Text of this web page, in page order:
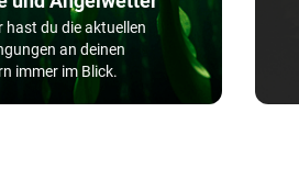
hast du die aktuellen
an deinen
immer im Blick.